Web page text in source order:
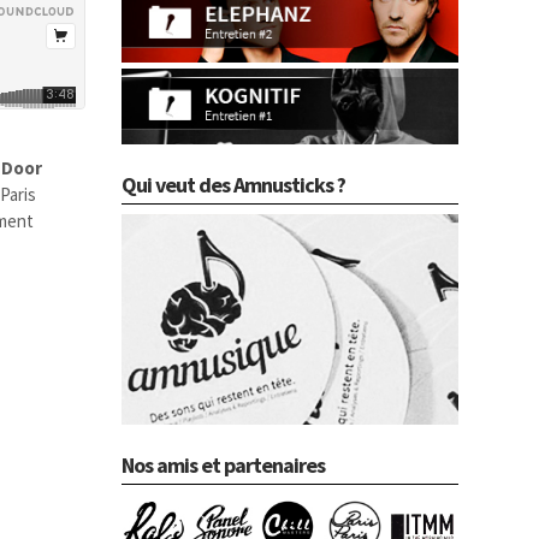
Qui veut des Amnusticks ?
Nos amis et partenaires